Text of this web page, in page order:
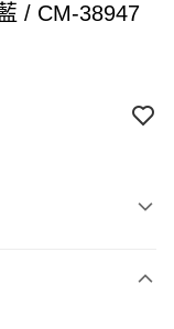
/ CM-38947